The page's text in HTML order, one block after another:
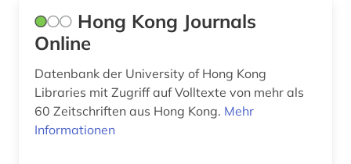
geisteswissenschaften (6)
geobiologie (1)
geochemie (1)
Hong Kong Journals
Online
Datenbank der University of Hong Kong
Libraries mit Zugriff auf Volltexte von mehr als
60 Zeitschriften aus Hong Kong. Mehr
Informationen